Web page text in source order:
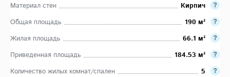
Материал стен
Кирпич
Общая площадь
190 м²
Жилая площадь
66.1 м²
Приведенная площадь
184.53 м²
Количество жилых комнат/спален
5